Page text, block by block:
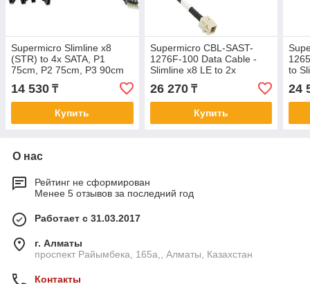
Supermicro Slimline x8
(STR) to 4x SATA, P1
75cm, P2 75cm, P3 90cm
14 530 ₸
Купить
Supermicro CBL-SAST-
1276F-100 Data Cable -
Slimline x8 LE to 2x
Slimline x4 STR - FFC -
76/76 cm
26 270₸
Купить
to
24
О нас
Рейтинг не сформирован
Менее 5 отзывов за последний год
Работает с 31.03.2017
г. Алматы
проспект Райымбека, 165а,, Алматы, Казахстан
Контакты